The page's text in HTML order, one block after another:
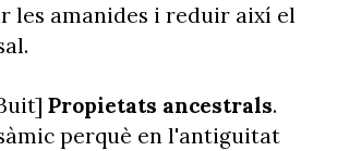
les amanides i reduir així el
Propietats ancestrals.
perquè en l'antiguitat